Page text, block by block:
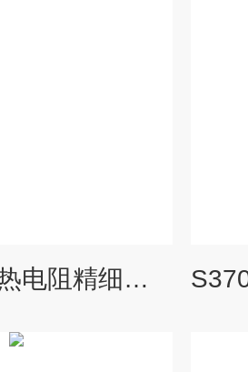
S340多点式热电阻精细化工用多点阶梯式温度探头